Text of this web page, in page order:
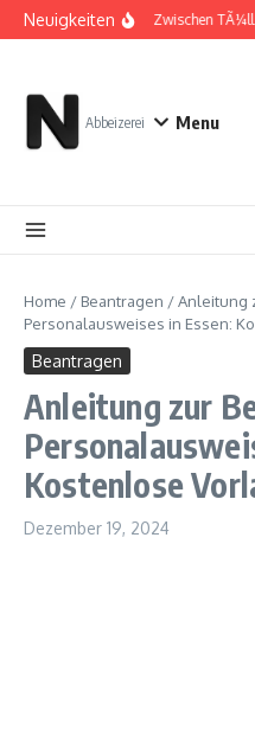
Zum Inhalt springen
Neuigkeiten Zwischen
Abbeizerei Menu
Home / Beantragen /Anleitung
Personalausweises in Essen:
Beantragen
Anleitung zur
Kostenlose
Dezember 19, 2024